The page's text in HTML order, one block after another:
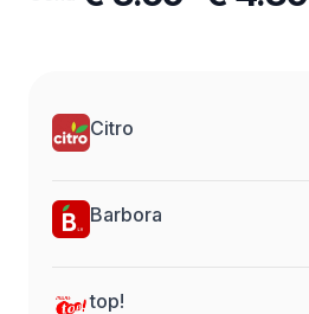
Citro
Barbora
top!